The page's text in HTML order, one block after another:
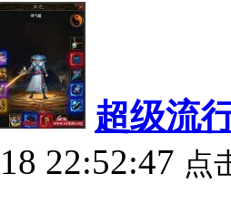
超级流
22:52:47 点